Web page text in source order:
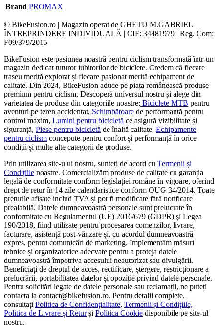
Brand PROMAX
© BikeFusion.ro | Magazin operat de GHETU M.GABRIEL
ÎNTREPRINDERE INDIVIDUALĂ | CIF: 34481979 | Reg. Com:
F09/379/2015
BikeFusion este pasiunea noastră pentru ciclism transformată într-un
magazin dedicat tuturor iubitorilor de biciclete. Credem că fiecare
traseu merită explorat și fiecare pasionat merită echipament de
calitate. Din 2024, BikeFusion aduce pe piața românească produse
premium pentru ciclism. Descoperă universul nostru și alege din
varietatea de produse din categoriile noastre: Biciclete MTB pentru
aventuri pe teren accidentat, Schimbătoare de performanță pentru
control maxim, Lumini pentru bicicletă ce asigură vizibilitate și
siguranță, Piese pentru bicicletă de înaltă calitate, Echipamente
pentru ciclism concepute pentru confort și performanță în orice
condiții și multe alte categorii de produse.
Prin utilizarea site-ului nostru, sunteți de acord cu Termenii și
Condițiile noastre. Comercializăm produse de calitate cu garanția
legală de conformitate conform legislației române în vigoare, oferind
drept de retur în 14 zile calendaristice conform OUG 34/2014. Toate
prețurile afișate includ TVA și pot fi modificate fără notificare
prealabilă. Datele dumneavoastră personale sunt prelucrate în
conformitate cu Regulamentul (UE) 2016/679 (GDPR) și Legea
190/2018, fiind utilizate pentru procesarea comenzilor, livrare,
facturare, asistență post-vânzare și, cu acordul dumneavoastră
expres, pentru comunicări de marketing. Implementăm măsuri
tehnice și organizatorice adecvate pentru a proteja datele
dumneavoastră împotriva accesului neautorizat sau divulgării.
Beneficiați de dreptul de acces, rectificare, ștergere, restricționare a
prelucrării, portabilitatea datelor și opoziție privind datele personale.
Pentru solicitări legate de datele personale sau reclamații, ne puteți
contacta la contact@bikefusion.ro. Pentru detalii complete,
consultați Politica de Confidențialitate, Termenii și Condițiile,
Politica de Livrare și Returși Politica Cookie disponibile pe site-ul
nostru.